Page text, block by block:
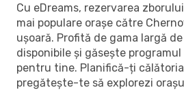
Cu eDreams, rezervarea
mai populare orașe către
ușoară. Profită de gama largă
disponibile și găsește
pentru tine. Planifică-ți
pregătește-te să explorezi